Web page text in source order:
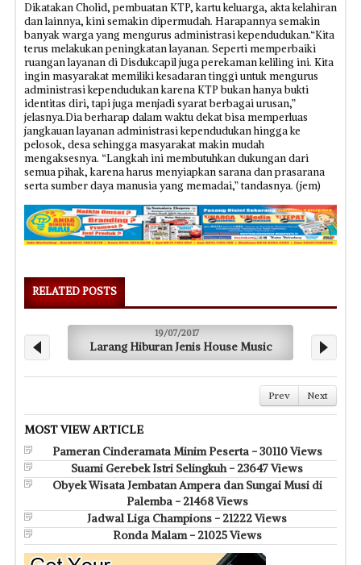
Dikatakan Cholid, pembuatan KTP, kartu keluarga, akta kelahiran
dan lainnya, kini semakin dipermudah. Harapannya semakin
banyak warga yang mengurus administrasi kependudukan.“Kita
terus melakukan peningkatan layanan. Seperti memperbaiki
ruangan layanan di Disdukcapil juga perekaman keliling ini. Kita
ingin masyarakat memiliki kesadaran tinggi untuk mengurus
administrasi kependudukan karena KTP bukan hanya bukti
identitas diri, tapi juga menjadi syarat berbagai urusan,”
jelasnya.Dia berharap dalam waktu dekat bisa memperluas
jangkauan layanan administrasi kependudukan hingga ke
pelosok, desa sehingga masyarakat makin mudah
mengaksesnya. “Langkah ini membutuhkan dukungan dari
semua pihak, karena harus menyiapkan sarana dan prasarana
serta sumber daya manusia yang memadai,” tandasnya. (jem)
RELATED POSTS
19/07/2017
Larang Hiburan Jenis House Music
Prev Next
MOST VIEW ARTICLE
Pameran Cinderamata Minim Peserta - 30110 Views
Suami Gerebek Istri Selingkuh - 23647 Views
Obyek Wisata Jembatan Ampera dan Sungai Musi di
Palemba - 21468 Views
Jadwal Liga Champions - 21222 Views
Ronda Malam - 21025 Views